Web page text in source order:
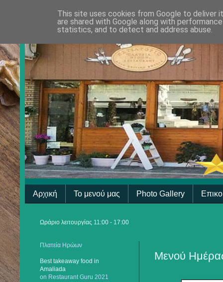
Αρχική Το μενού μας Photo Gallery
Ωράριο λειτουργίας 11:00 - 17:00
Μενού
Πλατεία Ηρώων
Best takeaway food in
Amaliada
on Restaurant Guru 2021
This site uses cookies from Google to deliver
are shared with Google along with
statistics, and to detect and address abuse.